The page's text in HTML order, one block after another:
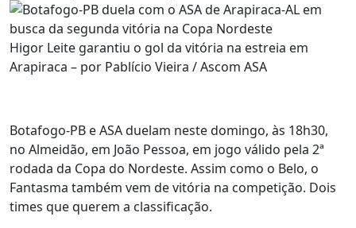
Higor Leite garantiu o gol da vitória na estreia em
Arapiraca – por Pablício Vieira / Ascom ASA
Botafogo-PB e ASA duelam neste domingo, às 18h30,
no Almeidão, em João Pessoa, em jogo válido pela 2ª
rodada da Copa do Nordeste. Assim como o Belo, o
Fantasma também vem de vitória na competição. Dois
times que querem a classificação.